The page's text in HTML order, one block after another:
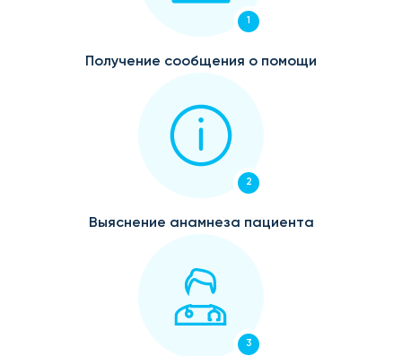
1
Получение сообщения о помощи
2
Выяснение анамнеза пациента
3